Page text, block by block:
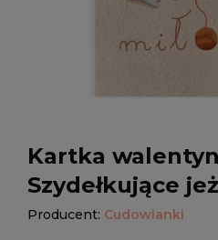
Kartka
Szydełkujące
Producent: Cudowianki